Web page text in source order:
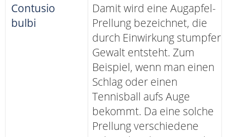
Contusio
bulbi
Damit wird eine Augapfel-
Prellung bezeichnet, die
durch Einwirkung stumpfer
Gewalt entsteht. Zum
Beispiel, wenn man einen
Schlag oder einen
Tennisball aufs Auge
bekommt. Da eine solche
Prellung verschiedene